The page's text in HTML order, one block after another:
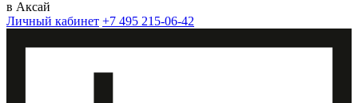
в Аксай
Личный кабинет +7 495 215-06-42